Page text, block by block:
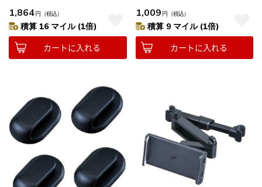
1,864円 （税込）
積算 16 マイル (1倍)
カートに入れる
1,009 円 （税込）
積算 9 マイル (1倍)
カートに入れる